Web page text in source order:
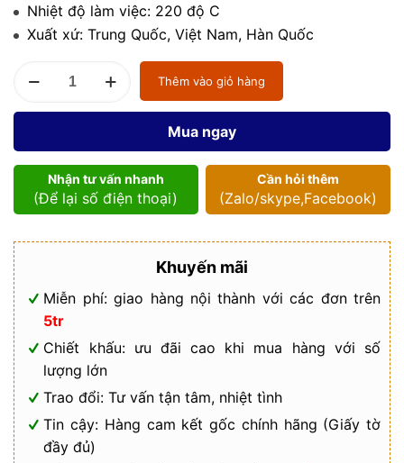
Nhiệt độ làm việc: 220 độ C
Xuất xứ: Trung Quốc, Việt Nam, Hàn Quốc
bích
inox
lượng
Thêm vào giỏ hàng
Mua ngay
Nhận tư vấn nhanh
(Để lại số điện thoại)
Cần hỏi thêm
(Zalo/skype,Facebook)
Khuyến mãi
Miễn phí: giao hàng nội thành với các đơn trên
5tr
Chiết khấu: ưu đãi cao khi mua hàng với số
lượng lớn
Trao đổi: Tư vấn tận tâm, nhiệt tình
Tin cậy: Hàng cam kết gốc chính hãng (Giấy tờ
đầy đủ)